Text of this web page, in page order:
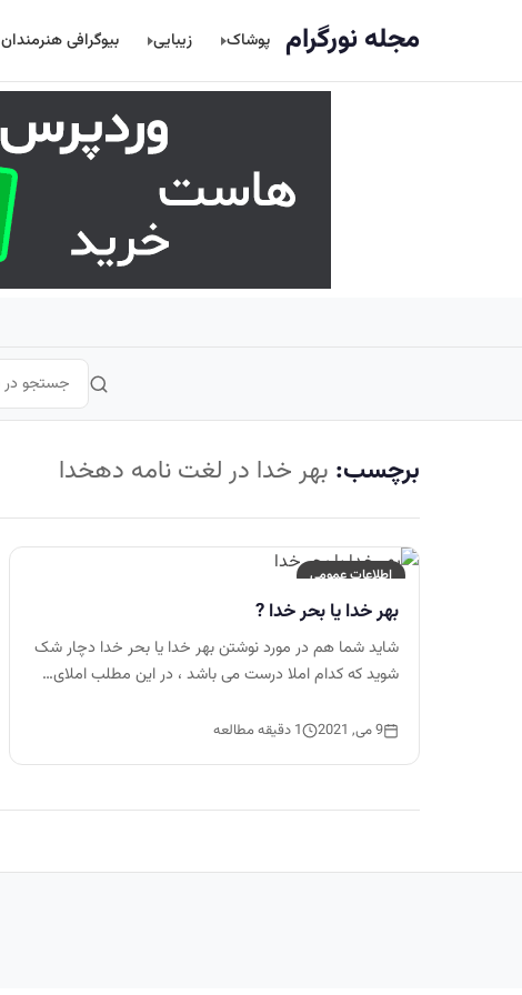
مجله نورگرام پوشاک زیبایی بیوگرافی هنرمندان
برچسب: بهر خدا در لغت نامه دهخدا
اطلاعات عمومی
بهر خدا یا بحر خدا ?
شاید شما هم در مورد نوشتن بهر خدا یا بحر خدا دچار شک
شوید که کدام املا درست می باشد ، در این مطلب املای…
9 می, 2021 1 دقیقه مطالعه